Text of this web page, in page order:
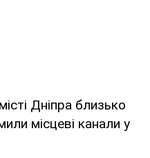
Дніпра близько
місцеві канали у